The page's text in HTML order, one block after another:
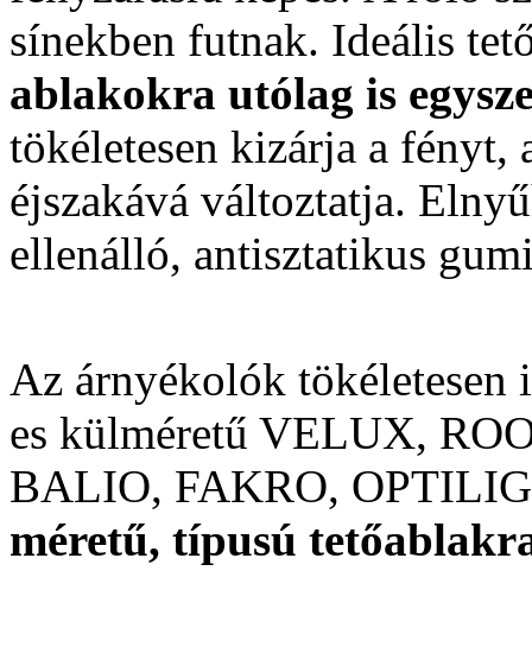
sínekben futnak. Ideális
ablakokra utólag is
tökéletesen kizárja a fényt,
éjszakává változtatja.
ellenálló, antisztatikus
Az árnyékolók
es külméretű VELUX,
BALIO, FAKRO,
méretű, típusú